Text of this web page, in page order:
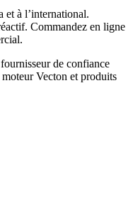
et à l’international.
Commandez en ligne
de confiance
Vecton et produits